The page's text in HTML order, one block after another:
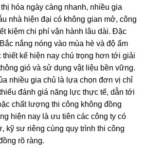
hóa ngày càng nhanh, nhiều gia
nhà hiện đại có không gian mở, công
kiệm chi phí vận hành lâu dài. Đặc
nắng nóng vào mùa hè và độ ẩm
thiết kế hiện nay chú trọng hơn tới giải
gió và sử dụng vật liệu bền vững.
nhiều gia chủ là lựa chọn đơn vị chỉ
đánh giá năng lực thực tế, dẫn tới
chất lượng thi công không đồng
hiện nay là ưu tiên các công ty có
kỹ sư riêng cùng quy trình thi công
rõ ràng.